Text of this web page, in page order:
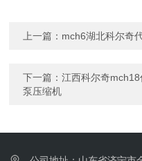
上一篇： mch6湖北科尔奇
下一篇：江西科尔奇
泵压缩机